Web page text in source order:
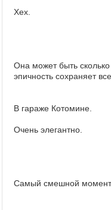
Хех.
Она может быть
эпичность сохраняет
В гараже Котомине.
Очень элегантно.
Самый смешной